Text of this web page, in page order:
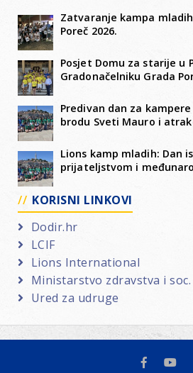
Zatvaranje kampa mladih
Poreč 2026.
Posjet Domu za starije u
Gradonačelniku Grada
Predivan dan za
brodu Sveti Mauro i
Lions kamp mladih: Dan
prijateljstvom i
KORISNI LINKOVI
Dodir.hr
LCIF
Lions International
Ministarstvo zdravstva i
Ured za udruge